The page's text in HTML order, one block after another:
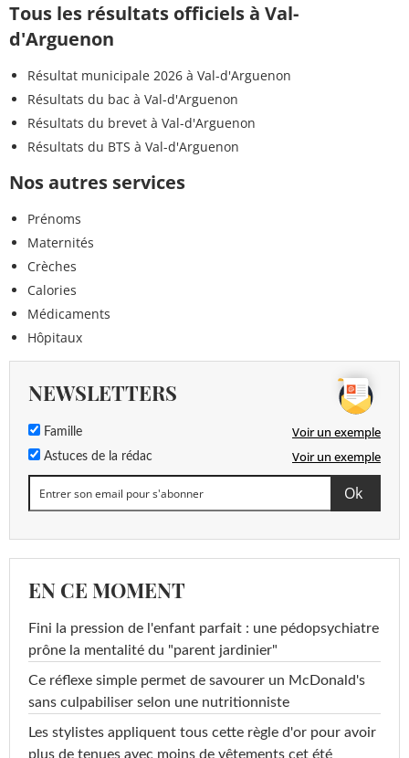
Tous les résultats officiels à Val-
d'Arguenon
Résultat municipale 2026 à Val-d'Arguenon
Résultats du bac à Val-d'Arguenon
Résultats du brevet à Val-d'Arguenon
Résultats du BTS à Val-d'Arguenon
Nos autres services
Prénoms
Maternités
Crèches
Calories
Médicaments
Hôpitaux
NEWSLETTERS
Famille Voir un exemple
Astuces de la rédac Voir un exemple
EN CE MOMENT
Fini la pression de l'enfant parfait : une pédopsychiatre
prône la mentalité du "parent jardinier"
Ce réflexe simple permet de savourer un McDonald's
sans culpabiliser selon une nutritionniste
Les stylistes appliquent tous cette règle d'or pour avoir
plus de tenues avec moins de vêtements cet été